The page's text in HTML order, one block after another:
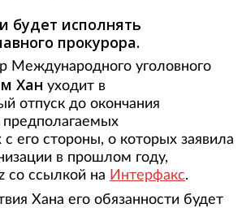
будет исполнять
прокурора.
Международного уголовного
Хан уходит в
отпуск до окончания
предполагаемых
с его стороны, о которых заявила
в прошлом году,
со ссылкой на Интерфакс.
Хана его обязанности будет